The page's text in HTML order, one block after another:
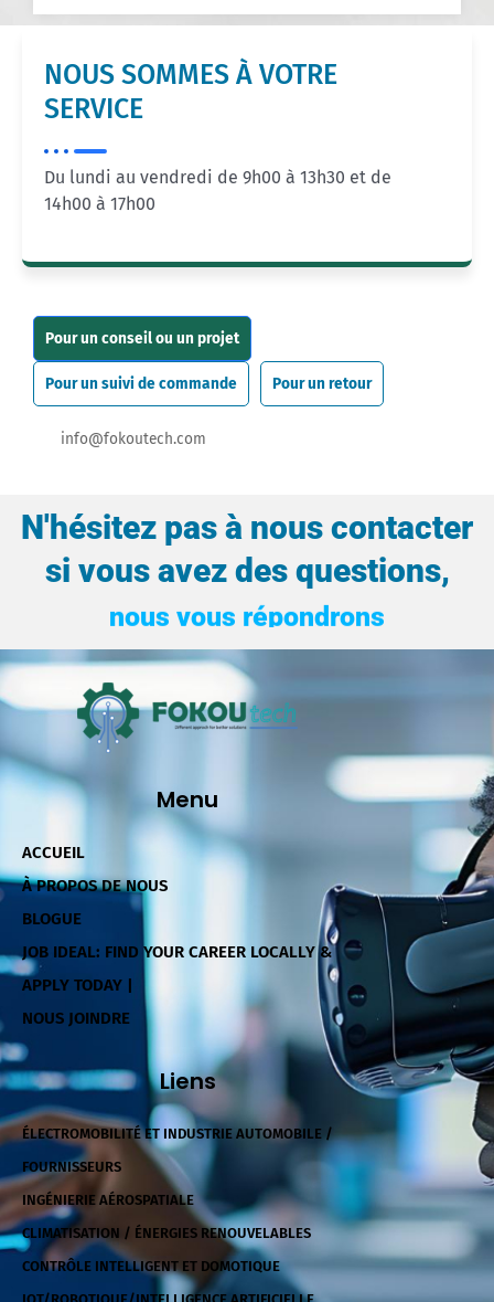
NOUS SOMMES À VOTRE
SERVICE
Du lundi au vendredi de 9h00 à 13h30 et de
14h00 à 17h00
Pour un conseil ou un projet
Pour un suivi de commande Pour un retour
info@fokoutech.com
N'hésitez pas à nous contacter
si vous avez des questions,
très rapidement.
Menu
ACCUEIL
À PROPOS DE NOUS
BLOGUE
JOB IDEAL: FIND YOUR CAREER LOCALLY &
APPLY TODAY |
NOUS JOINDRE
Liens
ÉLECTROMOBILITÉ ET INDUSTRIE AUTOMOBILE /
FOURNISSEURS
INGÉNIERIE AÉROSPATIALE
CLIMATISATION / ÉNERGIES RENOUVELABLES
CONTRÔLE INTELLIGENT ET DOMOTIQUE